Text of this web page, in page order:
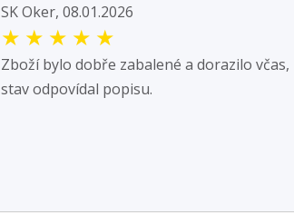
SK Oker, 08.01.2026
★ ★ ★ ★ ★
Zboží bylo dobře zabalené a dorazilo včas,
stav odpovídal popisu.